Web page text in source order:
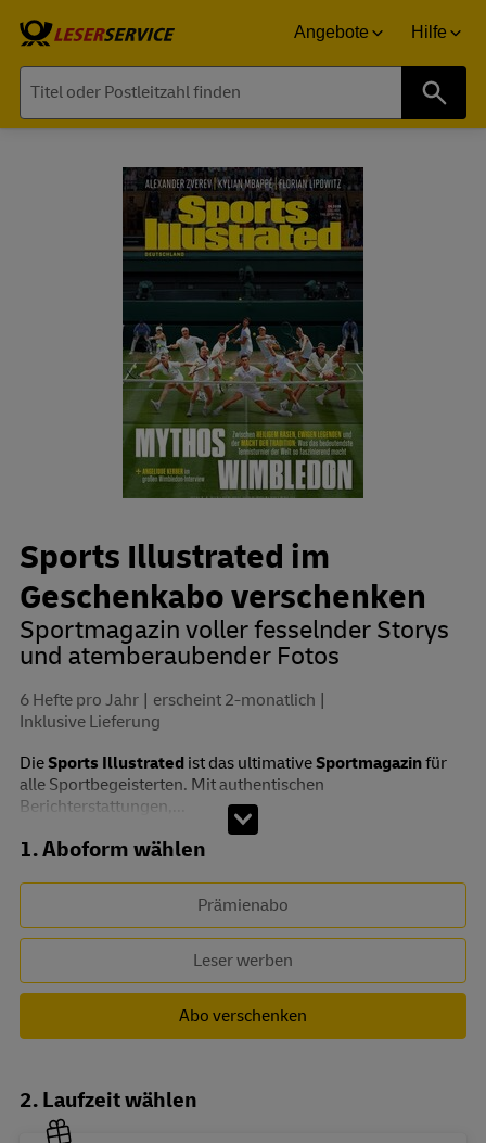
Angebote Hilfe
Sports Illustrated im
Geschenkabo verschenken
Sportmagazin voller fesselnder Storys
und atemberaubender Fotos
6 Hefte pro Jahr
erscheint 2-monatlich
Inklusive Lieferung
DieSports Illustrated ist das ultimativeSportmagazinfür
alle Sportbegeisterten. Mit authentischen
Berichterstattungen,...
Abo zusammenstellen
1. Aboform wählen
Prämienabo
Leser werben
Abo verschenken
2. Laufzeit wählen